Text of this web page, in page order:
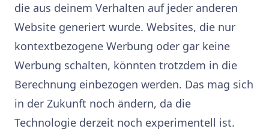
die aus deinem Verhalten auf jeder anderen
Website generiert wurde. Websites, die nur
kontextbezogene Werbung oder gar keine
Werbung schalten, könnten trotzdem in die
Berechnung einbezogen werden. Das mag sich
in der Zukunft noch ändern, da die
Technologie derzeit noch experimentell ist.